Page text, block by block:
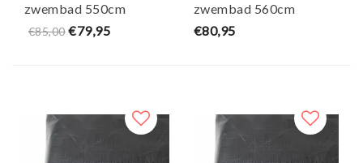
zwembad 550cm
(zeilmaat 610)
€85,00 €79,95
zwembad 560cm
(zeilmaat 620)
€80,95